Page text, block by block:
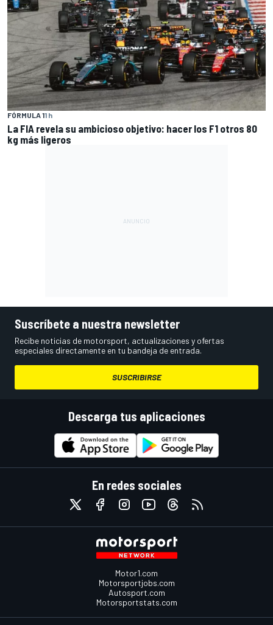
FÓRMULA 11 h
La FIA revela su ambicioso objetivo: hacer los F1 otros 80
kg más ligeros
Suscríbete a nuestra newsletter
Recibe noticias de motorsport, actualizaciones y ofertas
especiales directamente en tu bandeja de entrada.
SUSCRIBIRSE
Descarga tus aplicaciones
En redes sociales
Motor1.com
Motorsportjobs.com
Autosport.com
Motorsportstats.com